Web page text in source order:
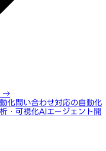
→
化問い合わせ対応の自動化
・可視化AIエージェント開